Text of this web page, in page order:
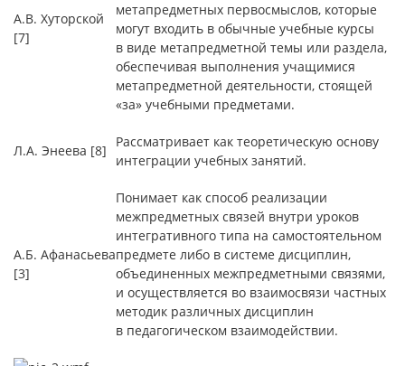
А.В. Хуторской
[7]
метапредметных первосмыслов, которые
могут входить в обычные учебные курсы
в виде метапредметной темы или раздела,
обеспечивая выполнения учащимися
метапредметной деятельности, стоящей
«за» учебными предметами.
Л.А. Энеева [8]
Рассматривает как теоретическую основу
интеграции учебных занятий.
А.Б. Афанасьева
[3]
Понимает как способ реализации
межпредметных связей внутри уроков
интегративного типа на самостоятельном
предмете либо в системе дисциплин,
объединенных межпредметными связями,
и осуществляется во взаимосвязи частных
методик различных дисциплин
в педагогическом взаимодействии.